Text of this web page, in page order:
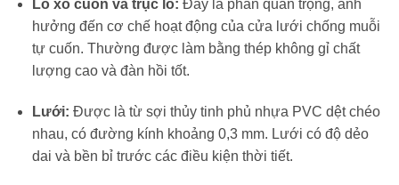
Lò xo cuốn và trục lô: Đây là phần quan trọng, ảnh
hưởng đến cơ chế hoạt động của cửa lưới chống muỗi
tự cuốn. Thường được làm bằng thép không gỉ chất
lượng cao và đàn hồi tốt.
Lưới: Được là từ sợi thủy tinh phủ nhựa PVC dệt chéo
nhau, có đường kính khoảng 0,3 mm. Lưới có độ dẻo
dai và bền bỉ trước các điều kiện thời tiết.